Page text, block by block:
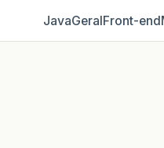
JavaGeralFront‑end